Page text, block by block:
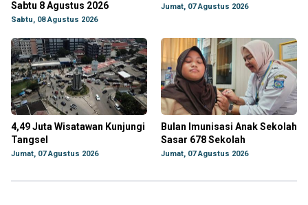
Sabtu 8 Agustus 2026
Sabtu, 08 Agustus 2026
Jumat, 07 Agustus 2026
4,49 Juta Wisatawan Kunjungi
Tangsel
Jumat, 07 Agustus 2026
Bulan Imunisasi Anak Sekolah
Sasar 678 Sekolah
Jumat, 07 Agustus 2026